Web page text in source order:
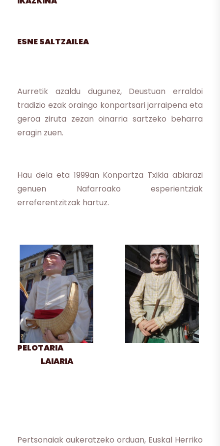
ESNE SALTZAILEA
Aurretik azaldu dugunez, Deustuan erraldoi
tradizio ezak oraingo konpartsari jarraipena eta
geroa ziruta zezan oinarria sartzeko beharra
eragin zuen.
Hau dela eta 1999an Konpartza Txikia abiarazi
genuen Nafarroako esperientziak
erreferentzitzak hartuz.
PELOTARIA
LAIARIA
Pertsonaiak aukeratzeko orduan, Euskal Herriko